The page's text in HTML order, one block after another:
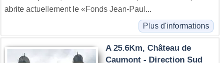
abrite actuellement le «Fonds Jean-Paul...
Plus d'informations
A 25.6Km, Château de
Caumont - Direction Sud